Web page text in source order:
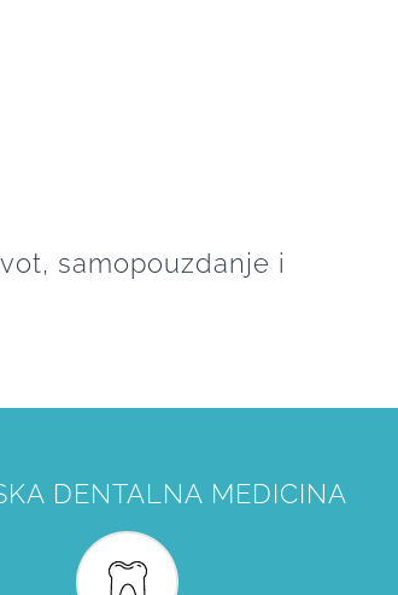
samopouzdanje i
DENTALNA MEDICINA